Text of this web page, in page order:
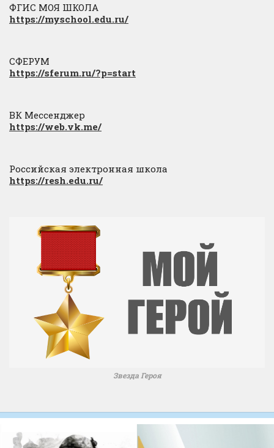
ФГИС МОЯ ШКОЛА
https://myschool.edu.ru/
СФЕРУМ
https://sferum.ru/?p=start
ВК Мессенджер
https://web.vk.me/
Российская электронная школа
https://resh.edu.ru/
Звезда Героя